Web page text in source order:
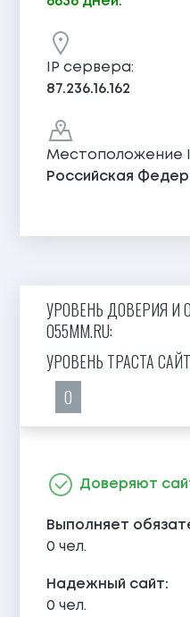
IP сервера:
87.236.16.162
Местоположение
Российская
УРОВЕНЬ ДОВЕРИЯ И
055MM.RU:
УРОВЕНЬ ТРАСТА
0
Доверяют
Выполняет
0 чел.
Надежный сайт:
0 чел.